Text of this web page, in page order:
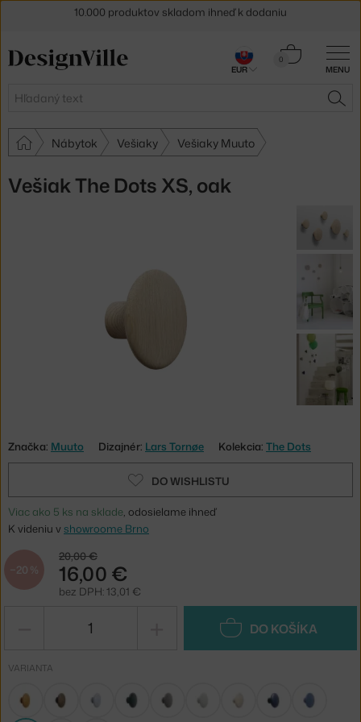
MENU
Hľadať
0
Košík
Nábytok Vešiaky Vešiaky Muuto
Vešiak The Dots XS, oak
Značka: Muuto Dizajnér: Lars Tornøe Kolekcia: The Dots
DO WISHLISTU
Viac ako 5 ks na sklade, odosielame ihneď
K videniu v showroome Brno
−20 %
20,00 €
16,00 €
bez DPH: 13,01 €
DO KOŠÍKA
VARIANTA
30 dní na vrátenie tovaru
EUR